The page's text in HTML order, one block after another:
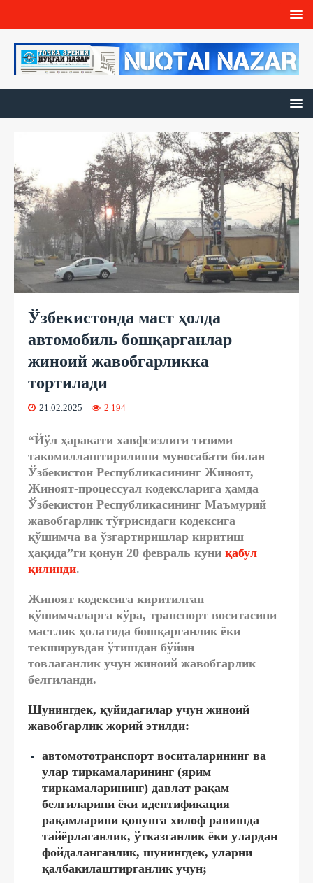
Ўзбекистонда маст ҳолда
автомобиль бошқарганлар
жиноий жавобгарликка
тортилади
21.02.2025 2 194
“Йўл ҳаракати хавфсизлиги тизими
такомиллаштирилиши муносабати билан
Ўзбекистон Республикасининг Жиноят,
Жиноят-процессуал кодексларига ҳамда
Ўзбекистон Республикасининг Маъмурий
жавобгарлик тўғрисидаги кодексига
қўшимча ва ўзгартиришлар киритиш
ҳақида”ги қонун 20 февраль куни қабул
қилинди.
Жиноят кодексига киритилган
қўшимчаларга кўра, транспорт воситасини
мастлик ҳолатида бошқарганлик ёки
текширувдан ўтишдан бўйин
товлаганлик учун жиноий жавобгарлик
белгиланди.
Шунингдек, қуйидагилар учун жиноий
жавобгарлик жорий этилди:
автомототранспорт воситаларининг ва
улар тиркамаларининг (ярим
тиркамаларининг) давлат рақам
белгиларини ёки идентификация
рақамларини қонунга хилоф равишда
тайёрлаганлик, ўтказганлик ёки улардан
фойдаланганлик, шунингдек, уларни
қалбакилаштирганлик учун;